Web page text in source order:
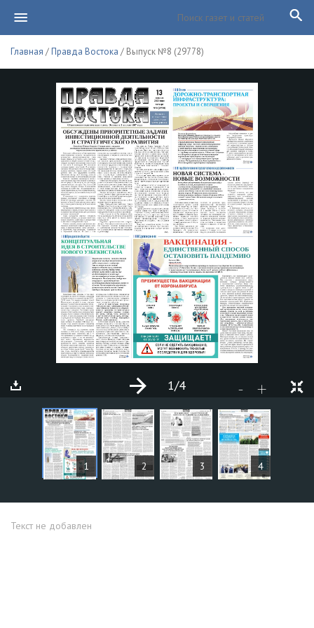
Главная /Правда Востока / Выпуск №8 (29778)
1 2 3 4
- +
1/4
СТАТЬИ
Текст не добавлен